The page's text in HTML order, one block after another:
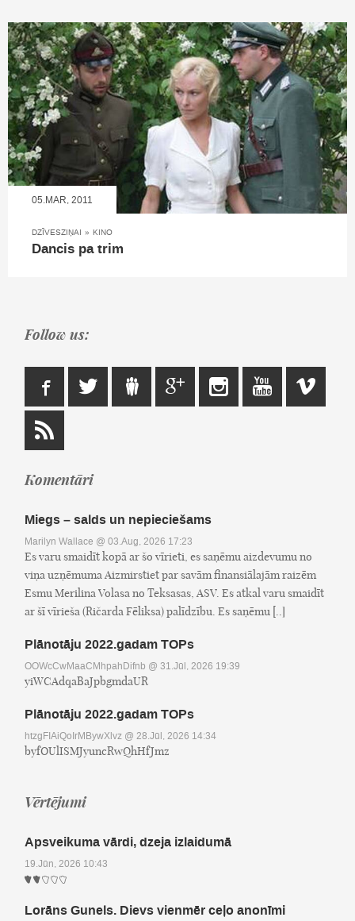
05.MAR, 2011
DZĪVESZIŅAI » KINO
Dancis pa trim
Follow us:
Komentāri
Miegs – salds un nepieciešams
Marilyn Wallace @ 03.Aug, 2026 17:23
Es varu smaidīt kopā ar šo vīrieti, es saņēmu aizdevumu no
viņa uzņēmuma Aizmirstiet par savām finansiālajām raizēm
Esmu Merilina Volasa no Teksasas, ASV. Es atkal varu smaidīt
ar šī vīrieša (Ričarda Fēliksa) palīdzību. Es saņēmu [..]
Plānotāju 2022.gadam TOPs
OOWcCwMaaCMhpahDifnb @ 31.Jūl, 2026 19:39
yiWCAdqaBaJpbgmdaUR
Plānotāju 2022.gadam TOPs
htzgFIAiQoIrMBywXlvz @ 28.Jūl, 2026 14:34
byfOUlISMJyuncRwQhHfJmz
Vērtējumi
Apsveikuma vārdi, dzeja izlaidumā
19.Jūn, 2026 10:43
Lorāns Gunels. Dievs vienmēr ceļo anonīmi